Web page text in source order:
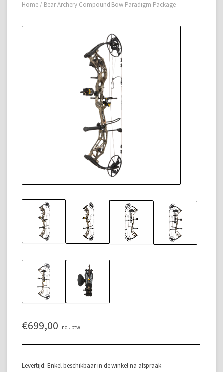
Home / Bear Archery Compound Bow Paradigm Package
€699,00 Incl. btw
Levertijd: Enkel beschikbaar in de winkel na afspraak